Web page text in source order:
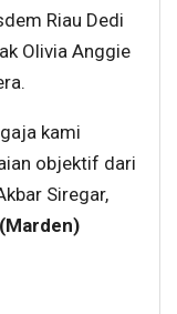
Riau Dedi
Olivia Anggie
kami
objektif dari
Siregar,
(Marden)